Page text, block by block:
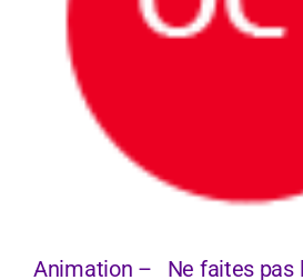
Animation – Ne faites pas